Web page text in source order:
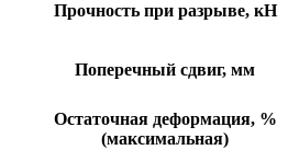
Прочность при разрыве, кН
Поперечный сдвиг, мм
Остаточная деформация, %
(максимальная)